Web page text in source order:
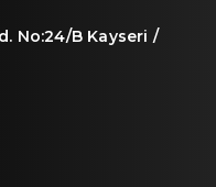
No:24/B Kayseri /